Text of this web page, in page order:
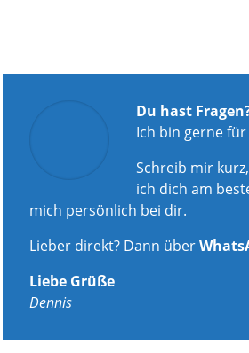
Du hast
Ich bin gerne
Schreib mir
ich dich am
mich persönlich bei dir.
Lieber direkt? Dann über
Liebe Grüße
Dennis